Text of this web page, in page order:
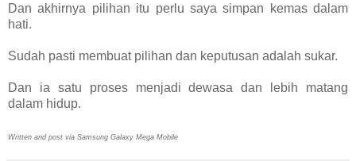
Dan akhirnya pilihan itu perlu saya simpan kemas dalam
hati.
Sudah pasti membuat pilihan dan keputusan adalah sukar.
Dan ia satu proses menjadi dewasa dan lebih matang
dalam hidup.
Written and post via Samsung Galaxy Mega Mobile